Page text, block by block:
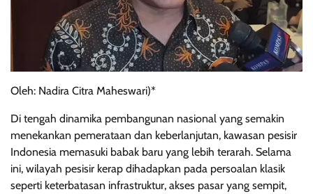
Oleh: Nadira Citra Maheswari)*
Di tengah dinamika pembangunan nasional yang semakin
menekankan pemerataan dan keberlanjutan, kawasan pesisir
Indonesia memasuki babak baru yang lebih terarah. Selama
ini, wilayah pesisir kerap dihadapkan pada persoalan klasik
seperti keterbatasan infrastruktur, akses pasar yang sempit,